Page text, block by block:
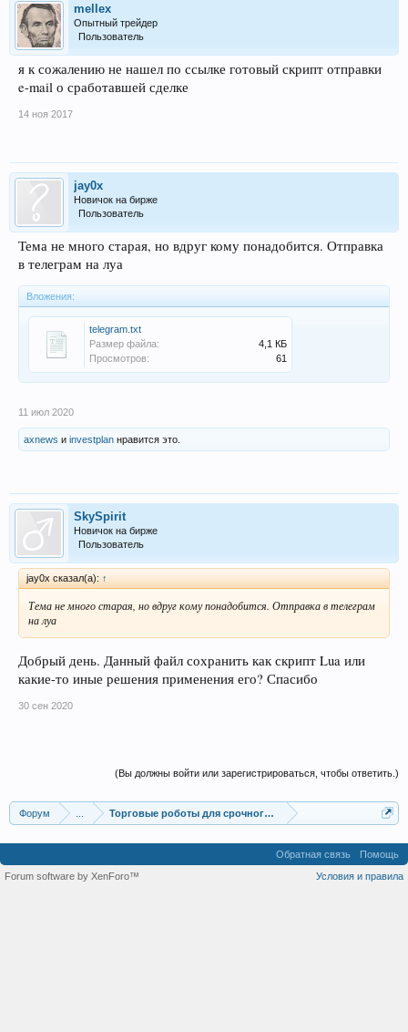
mellex
Опытный трейдер
Пользователь
я к сожалению не нашел по ссылке готовый скрипт отправки
e-mail о сработавшей сделке
14 ноя 2017
jay0x
Новичок на бирже
Пользователь
Тема не много старая, но вдруг кому понадобится. Отправка
в телеграм на луа
Вложения:
telegram.txt
Размер файла:
4,1 КБ
Просмотров:
61
11 июл 2020
axnews и investplan нравится это.
SkySpirit
Новичок на бирже
Пользователь
jay0x сказал(а): ↑
Тема не много старая, но вдруг кому понадобится. Отправка в телеграм
на луа
Добрый день. Данный файл сохранить как скрипт Lua или
какие-то иные решения применения его? Спасибо
30 сен 2020
(Вы должны войти или зарегистрироваться, чтобы ответить.)
Форум Торговые роботы для срочного и фондового рынка
Обратная связь
Помощь
Условия и правила
Forum software by XenForo™